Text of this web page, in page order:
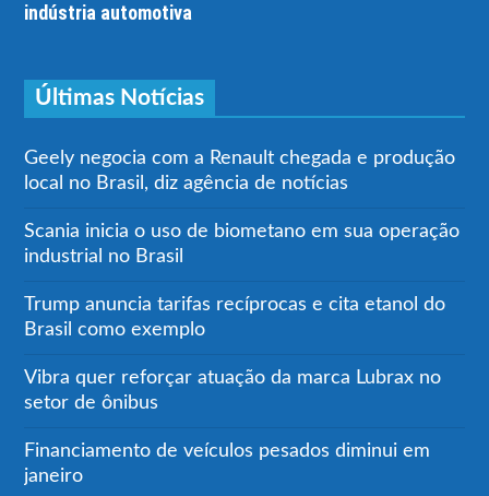
indústria automotiva
Últimas Notícias
Geely negocia com a Renault chegada e produção
local no Brasil, diz agência de notícias
Scania inicia o uso de biometano em sua operação
industrial no Brasil
Trump anuncia tarifas recíprocas e cita etanol do
Brasil como exemplo
Vibra quer reforçar atuação da marca Lubrax no
setor de ônibus
Financiamento de veículos pesados diminui em
janeiro